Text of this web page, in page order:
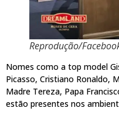
Reprodução/
Nomes como a top model
Picasso, Cristiano Ronaldo,
Madre Tereza, Papa
estão presentes nos